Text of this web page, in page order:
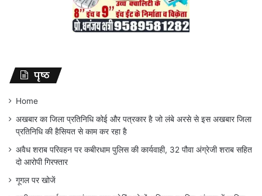
पृष्ठ
Home
अखबार का जिला प्रतिनिधि कोई और पत्रकार है जो लंबे अरसे से इस अखबार जिला
प्रतिनिधि की हैसियत से काम कर रहा है
अवैध शराब परिवहन पर कबीरधाम पुलिस की कार्यवाही, 32 पौवा अंग्रेजी शराब सहित
दो आरोपी गिरफ्तार
गूगल पर खोजें